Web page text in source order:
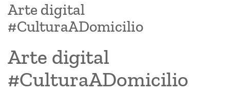
Arte digital
#CulturaADomicilio
Arte digital
#CulturaADomicilio